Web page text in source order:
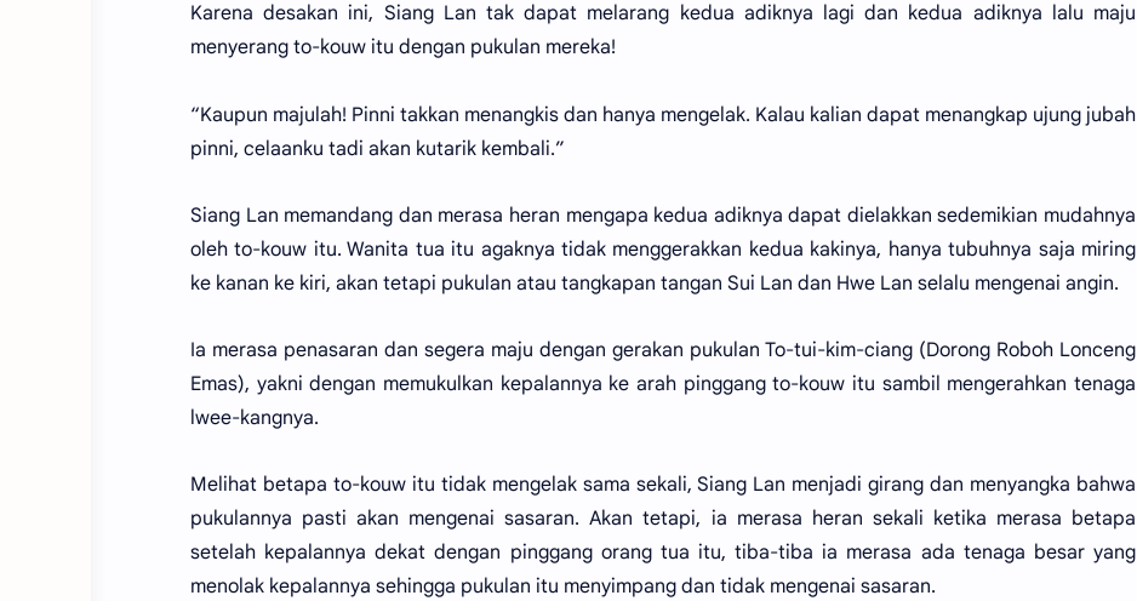
Karena desakan ini, Siang Lan tak dapat melarang kedua adiknya lagi dan kedua adiknya lalu maju
menyerang to-kouw itu dengan pukulan mereka!
“Kaupun majulah! Pinni takkan menangkis dan hanya mengelak. Kalau kalian dapat menangkap ujung jubah
pinni, celaanku tadi akan kutarik kembali.”
Siang Lan memandang dan merasa heran mengapa kedua adiknya dapat dielakkan sedemikian mudahnya
oleh to-kouw itu. Wanita tua itu agaknya tidak menggerakkan kedua kakinya, hanya tubuhnya saja miring
ke kanan ke kiri, akan tetapi pukulan atau tangkapan tangan Sui Lan dan Hwe Lan selalu mengenai angin.
Ia merasa penasaran dan segera maju dengan gerakan pukulan To-tui-kim-ciang (Dorong Roboh Lonceng
Emas), yakni dengan memukulkan kepalannya ke arah pinggang to-kouw itu sambil mengerahkan tenaga
lwee-kangnya.
Melihat betapa to-kouw itu tidak mengelak sama sekali, Siang Lan menjadi girang dan menyangka bahwa
pukulannya pasti akan mengenai sasaran. Akan tetapi, ia merasa heran sekali ketika merasa betapa
setelah kepalannya dekat dengan pinggang orang tua itu, tiba-tiba ia merasa ada tenaga besar yang
menolak kepalannya sehingga pukulan itu menyimpang dan tidak mengenai sasaran.